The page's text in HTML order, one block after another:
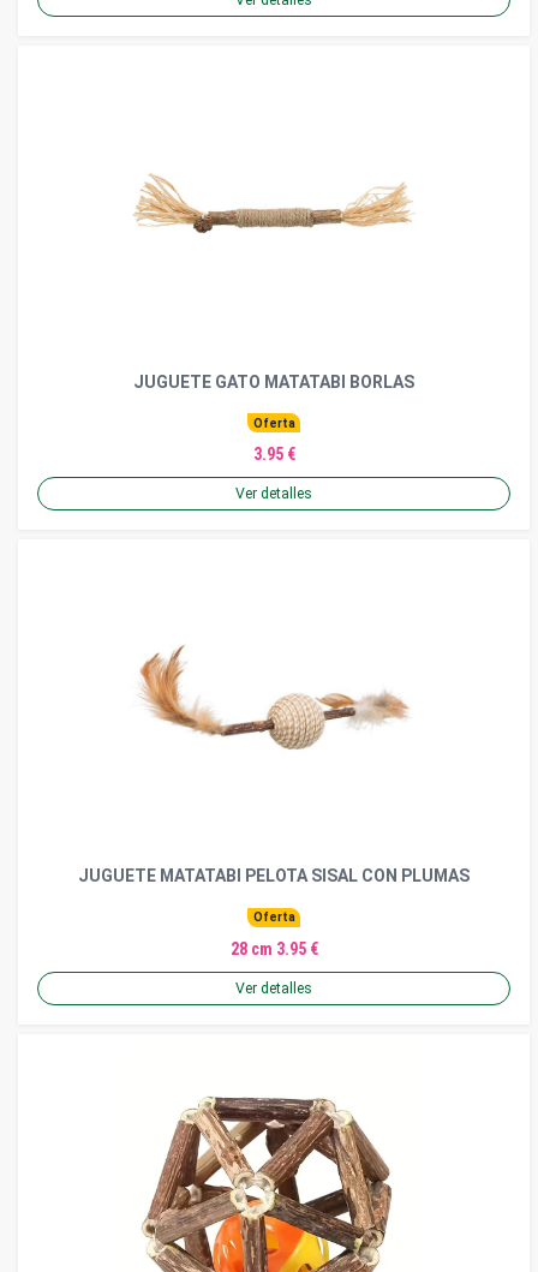
JUGUETE GATO MATATABI BORLAS
Oferta
3.95 €
Ver detalles
JUGUETE MATATABI PELOTA SISAL CON PLUMAS
Oferta
28 cm 3.95 €
Ver detalles